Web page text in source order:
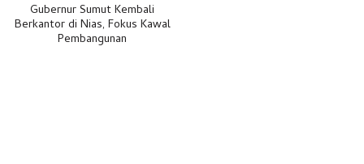
Gubernur Sumut Kembali
Berkantor di Nias, Fokus Kawal
Pembangunan